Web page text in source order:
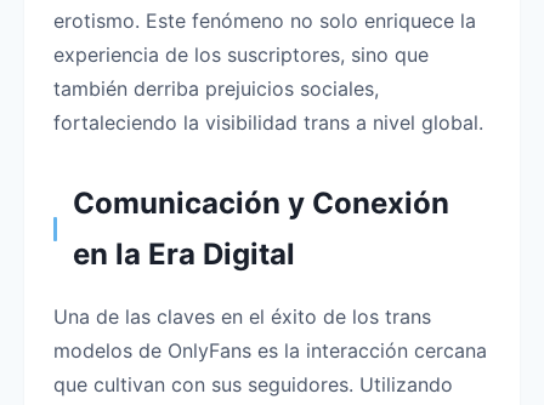
erotismo. Este fenómeno no solo enriquece la
experiencia de los suscriptores, sino que
también derriba prejuicios sociales,
fortaleciendo la visibilidad trans a nivel global.
Comunicación y Conexión
en la Era Digital
Una de las claves en el éxito de los trans
modelos de OnlyFans es la interacción cercana
que cultivan con sus seguidores. Utilizando